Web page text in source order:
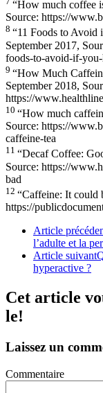
“How much coffee
Source: https://
8 “11 Foods to
September 2017,
foods-to-avoid-if-
9 “How Much
September 2018,
https://
10 “How much
Source: https://
caffeine-tea
11 “Decaf Coffee:
Source: https://
bad
12 “Caffeine: It could
https://
Article
l’adulte et la
Article suivant
hyperactive ?
Cet article
le!
Laissez un
Commentaire